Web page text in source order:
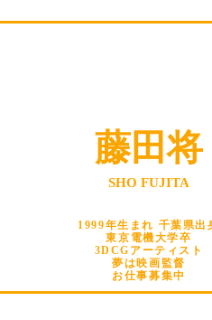
藤田将
SHO FUJITA
1999年生まれ 千葉県出
東京電機大学卒
3DCGアーティスト
夢は映画監督
お仕事募集中